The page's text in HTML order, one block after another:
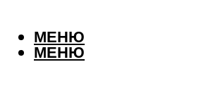
МЕНЮ
МЕНЮ